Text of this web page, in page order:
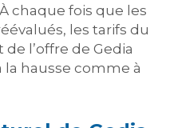
chaque fois que les
les tarifs du
l’offre de Gedia
hausse comme à